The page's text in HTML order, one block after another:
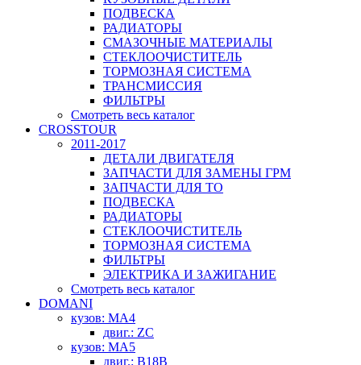
ПОДВЕСКА
РАДИАТОРЫ
СМАЗОЧНЫЕ МАТЕРИАЛЫ
СТЕКЛООЧИСТИТЕЛЬ
ТОРМОЗНАЯ СИСТЕМА
ТРАНСМИССИЯ
ФИЛЬТРЫ
Смотреть весь каталог
CROSSTOUR
2011-2017
ДЕТАЛИ ДВИГАТЕЛЯ
ЗАПЧАСТИ ДЛЯ ЗАМЕНЫ ГРМ
ЗАПЧАСТИ ДЛЯ ТО
ПОДВЕСКА
РАДИАТОРЫ
СТЕКЛООЧИСТИТЕЛЬ
ТОРМОЗНАЯ СИСТЕМА
ФИЛЬТРЫ
ЭЛЕКТРИКА И ЗАЖИГАНИЕ
Смотреть весь каталог
DOMANI
кузов: MA4
двиг.: ZC
кузов: MA5
двиг.: B18B